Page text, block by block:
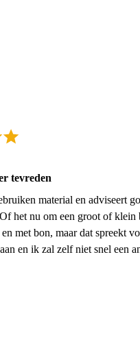
tevreden
material en adviseert
het nu om een groot of
met bon, maar dat spreekt
en ik zal zelf niet snel een